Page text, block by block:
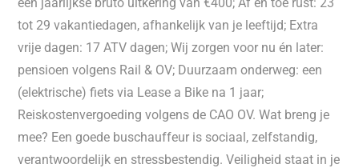
tot 29 vakantiedagen, afhankelijk van je leeftijd; Extra
vrije dagen: 17 ATV dagen; Wij zorgen voor nu én later:
pensioen volgens Rail & OV; Duurzaam onderweg: een
(elektrische) fiets via Lease a Bike na 1 jaar;
Reiskostenvergoeding volgens de CAO OV. Wat breng je
mee? Een goede buschauffeur is sociaal, zelfstandig,
verantwoordelijk en stressbestendig. Veiligheid staat in je